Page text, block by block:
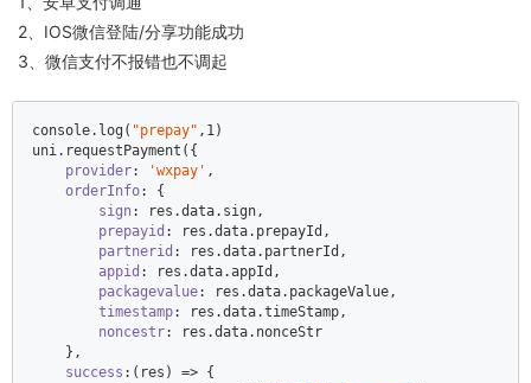
2、IOS微信登陆/分享功能成功
3、微信支付不报错也不调起
console.log( "prepay" , 1)
uni.requestPayment({
provider: 'wxpay' ,
orderInfo: {
sign: res.data.sign,
prepayid : res.data.prepayId,
partnerid : res.data.partnerId,
appid : res.data.appId,
packagevalue: res.data.packageValue,
timestamp: res.data.timeStamp,
noncestr: res.data.nonceStr
    },
success : ( res ) => {